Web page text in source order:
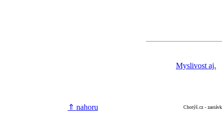
Myslivost aj.
⇑ nahoru Chotýš.cz -